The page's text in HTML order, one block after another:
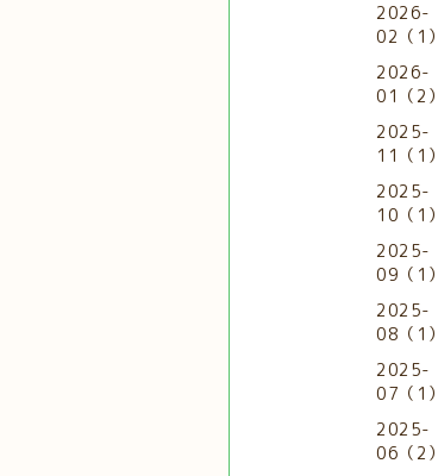
2026-
02（1）
2026-
01（2）
2025-
11（1）
2025-
10（1）
2025-
09（1）
2025-
08（1）
2025-
07（1）
2025-
06（2）